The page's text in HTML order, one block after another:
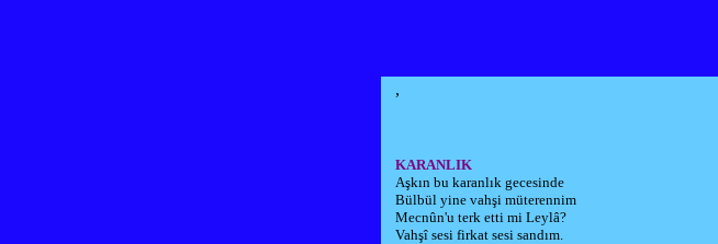
,
KARANLIK
Aşkın bu karanlık gecesinde
Bülbül yine vahşi müterennim
Mecnûn'u terk etti mi Leylâ?
Vahşî sesi firkat sesi sandım.